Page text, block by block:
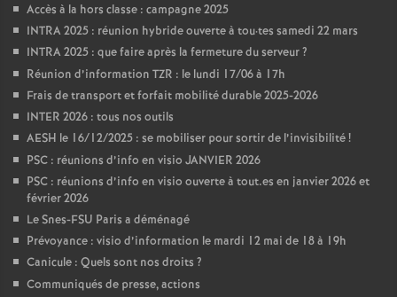
Accès à la hors classe : campagne 2025
INTRA 2025 : réunion hybride ouverte à tou·tes samedi 22 mars
INTRA 2025 : que faire après la fermeture du serveur?
Réunion d’information TZR : le lundi 17/06 à 17h
Frais de transport et forfait mobilité durable 2025-2026
INTER 2026 : tous nos outils
AESH le 16/12/2025 : se mobiliser pour sortir de l’invisibilité!
PSC : réunions d’info en visio JANVIER 2026
PSC : réunions d’info en visio ouverte à tout.es en janvier 2026 et
février 2026
Le Snes-FSU Paris a déménagé
Prévoyance : visio d’information le mardi 12 mai de 18 à 19h
Canicule : Quels sont nos droits ?
Communiqués de presse, actions